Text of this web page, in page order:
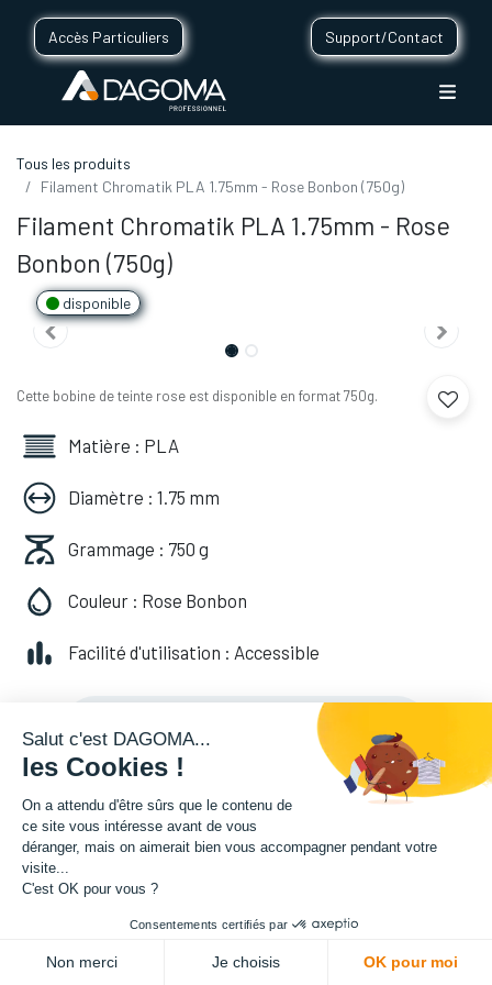
Accès Particuliers Support/Contact
Tous les produits
Filament Chromatik PLA 1.75mm - Rose Bonbon (750g)
Filament Chromatik PLA 1.75mm - Rose
Bonbon (750g)
disponible
Cette bobine de teinte rose est disponible en format 750g.
Matière : PLA
Diamètre : 1.75 mm
Grammage : 750 g
Couleur : Rose Bonbon
Facilité d'utilisation : Accessible
20,82€HT
(20,82 TVA comprise)
Salut c'est DAGOMA...
les Cookies !
On a attendu d'être sûrs que le contenu de
ce site vous intéresse avant de vous
déranger, mais on aimerait bien vous accompagner pendant votre
visite...
C'est OK pour vous ?
Consentements certifiés par
Non merci Je choisis OK pour moi